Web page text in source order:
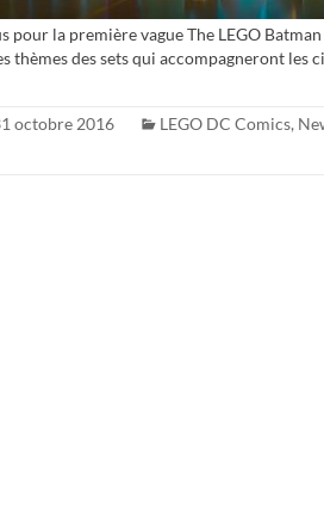
pour la première vague The LEGO
thèmes des sets qui accompagneront les
octobre 2016 LEGO DC Comics,